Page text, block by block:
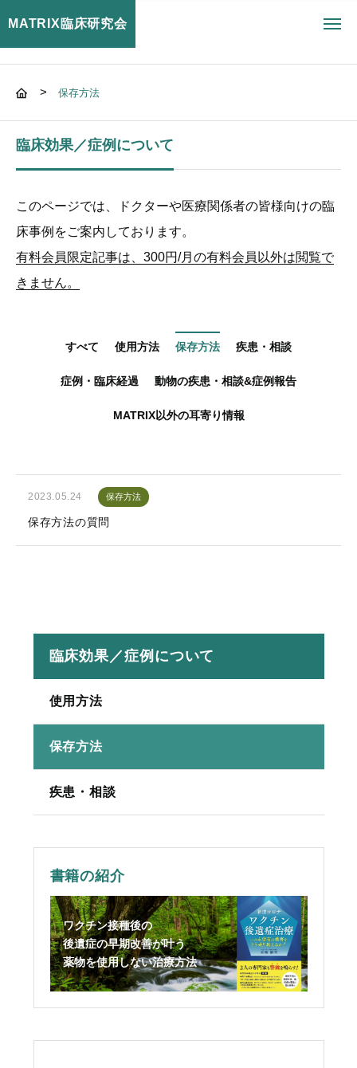
MATRIX臨床研究会
> 保存方法
臨床効果／症例について
このページでは、ドクターや医療関係者の皆様向けの臨
床事例をご案内しております。
有料会員限定記事は、300円/月の有料会員以外は閲覧で
きません。
すべて 使用方法 保存方法 疾患・相談
症例・臨床経過 動物の疾患・相談&症例報告
MATRIX以外の耳寄り情報
2023.05.24 保存方法
保存方法の質問
臨床効果／症例について
使用方法
保存方法
疾患・相談
書籍の紹介
ワクチン接種後の
後遺症の早期改善が叶う
薬物を使用しない治療方法